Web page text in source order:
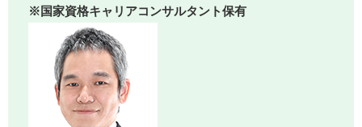
※国家資格キャリアコンサルタント保有